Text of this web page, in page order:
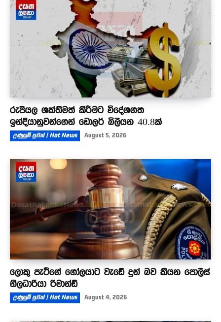
රුපියල ශක්තිමත් කිරීමට විදේශගත
ඉන්දියානුවන්ගෙන් ඩොලර් බිලියන 40.8ක්
උණුසුම් පුවත් | Hot News August 5, 2026
ලොකු පැටීගේ ගෝලයාට වැඩේ දුන් බව කියන පොලිස්
නිලධාරියා රිමාන්ඩ්
උණුසුම් පුවත් | Hot News August 4, 2026